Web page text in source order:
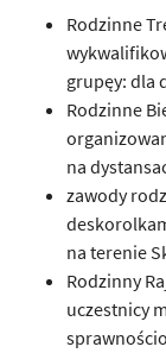
Rodzinne
grupęy: dla
Rodzinne
na
zawody
na terenie
Rodzinny
uczestnicy